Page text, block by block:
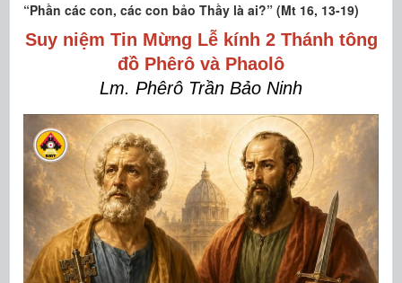
“Phần các con, các con bảo Thầy là ai?” (Mt 16, 13-19)
Suy niệm Tin Mừng Lễ kính 2 Thánh tông
đồ Phêrô và Phaolô
Lm. Phêrô Trần Bảo Ninh